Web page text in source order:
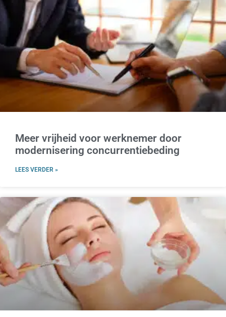
Meer vrijheid voor werknemer door
modernisering concurrentiebeding
LEES VERDER »